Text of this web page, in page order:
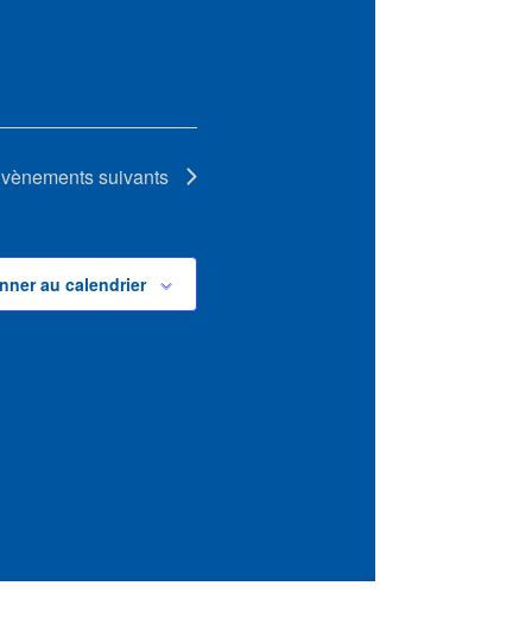
suivants
au calendrier